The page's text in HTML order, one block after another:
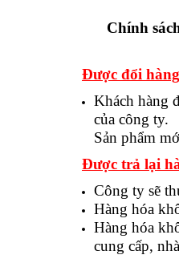
Chính
Được đổi
Khách hàng
của công ty.
Sản phẩm
Được trả lại
Công ty sẽ
Hàng hóa
Hàng hóa
cung cấp,